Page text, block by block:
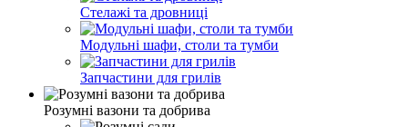
Стелажі та дровниці
Модульні шафи, столи та тумби
Запчастини для грилів
Розумні вазони та добрива